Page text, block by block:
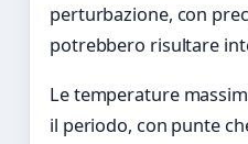
perturbazione, con
potrebbero risultare
Le temperature
il periodo, con punte